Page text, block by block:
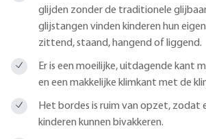
glijden zonder de traditionele
glijstangen vinden kinderen hun
zittend, staand, hangend of liggend.
Er is een moeilijke, uitdagende kant
en een makkelijke klimkant met de
Het bordes is ruim van opzet, zodat
kinderen kunnen bivakkeren.